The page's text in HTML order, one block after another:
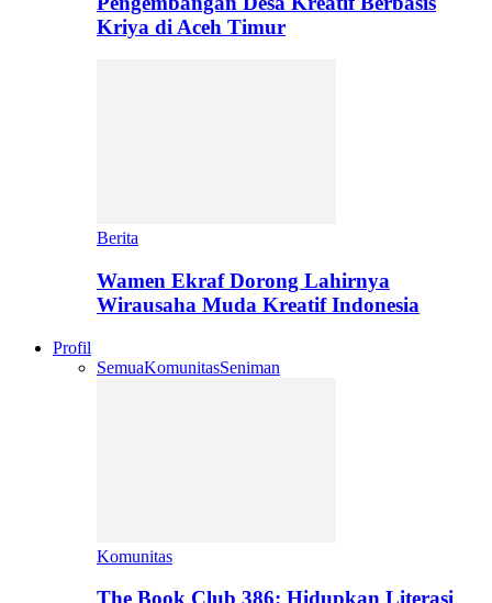
Kriya di Aceh Timur
Berita
Wamen Ekraf Dorong Lahirnya
Wirausaha Muda Kreatif Indonesia
Profil
SemuaKomunitasSeniman
Komunitas